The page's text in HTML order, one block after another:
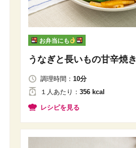
お弁当にも
うなぎと長いもの甘辛焼き
調理時間： 10分
１人 あたり ： 356 kcal
レシピを見る